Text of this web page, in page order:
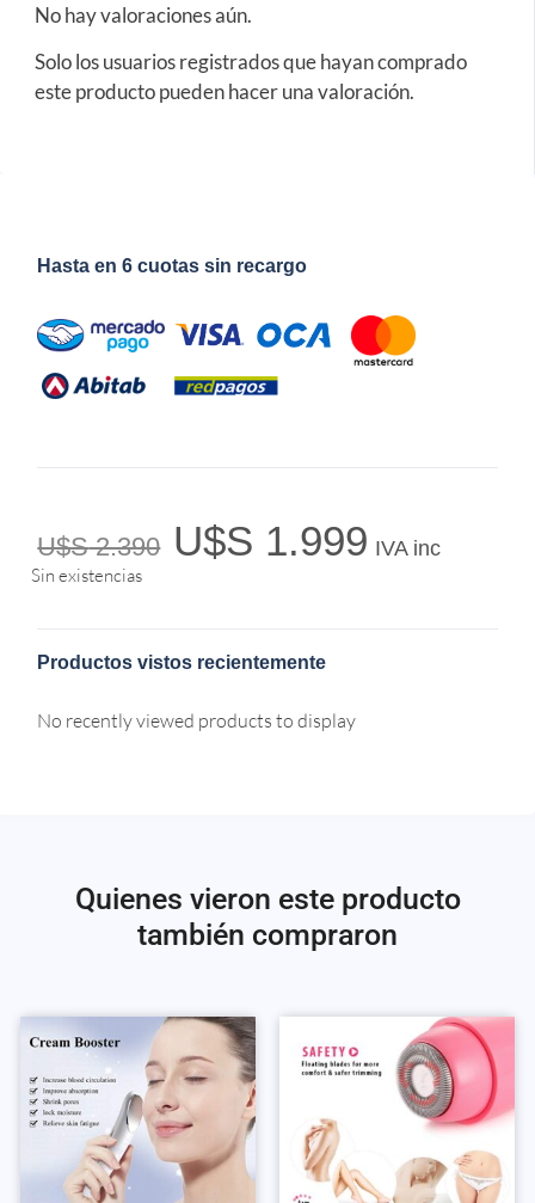
No hay valoraciones aún.
Solo los usuarios registrados que hayan comprado
este producto pueden hacer una valoración.
Hasta en 6 cuotas sin recargo
U$S2.390 U$S 1.999 IVA inc
Sin existencias
Productos vistos recientemente
No recently viewed products to display
Quienes vieron este producto
también compraron